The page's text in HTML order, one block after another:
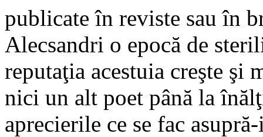
publicate în reviste sau în
Alecsandri o epocă de
reputaţia acestuia creşte şi
nici un alt poet până la
aprecierile ce se fac